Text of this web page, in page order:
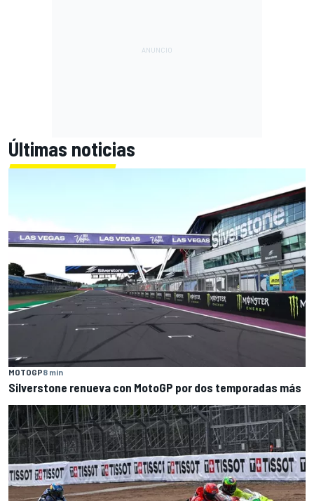
Últimas noticias
MOTOGP8 min
Silverstone renueva con MotoGP por dos temporadas más